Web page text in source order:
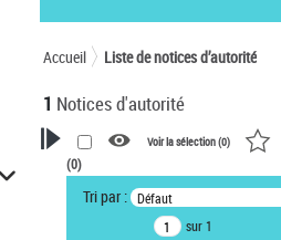
Accueil Liste de notices d’autorité
1 Notices d'autorité
VOTRE RECHERCHE
Recherche avancée dans les
notices d’autorité
Voir la sélection (0)
(0)
Tri par : Défaut
sur 1